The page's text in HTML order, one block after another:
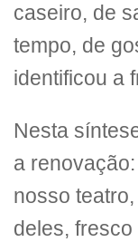
caseiro, de
tempo, de
identificou a
Nesta
a
nosso
deles, fresco